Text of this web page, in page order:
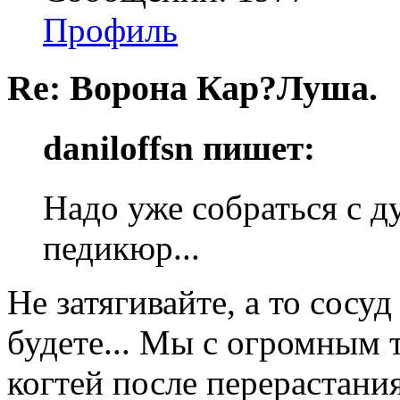
Профиль
Re: Ворона Кар?Луша.
daniloffsn пишет:
Надо уже собраться с
педикюр...
Не затягивайте, а то
будете... Мы с огромным
когтей после